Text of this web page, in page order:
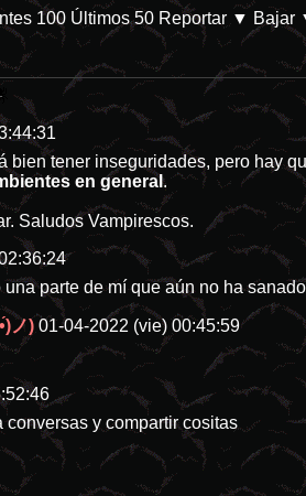
ChanMX -
/internet/
100 Últimos 50 Reportar ▼ Bajar
bien tener inseguridades, pero hay
en general.
Saludos Vampirescos.
parte de mí que aún no ha
ノ) 01-04-2022 (vie) 00:45:59
y compartir cositas